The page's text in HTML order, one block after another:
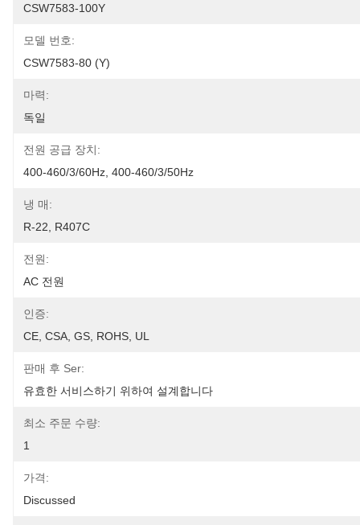
CSW7583-100Y
모델 번호:
CSW7583-80 (Y)
마력:
독일
전원 공급 장치:
400-460/3/60Hz, 400-460/3/50Hz
냉 매:
R-22, R407C
전원:
AC 전원
인증:
CE, CSA, GS, ROHS, UL
판매 후 Ser:
유효한 서비스하기 위하여 설계합니다
최소 주문 수량:
1
가격:
Discussed